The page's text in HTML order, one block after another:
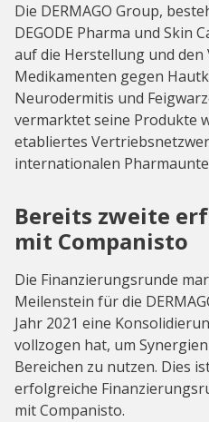
Die DERMAGO Group,
DEGODE Pharma und Skin
auf die Herstellung und den
Medikamenten gegen
Neurodermitis und
vermarktet seine Produkte
etabliertes
internationalen
Bereits zweite
mit Companisto
Die Finanzierungsrunde
Meilenstein für die
Jahr 2021 eine
vollzogen hat, um
Bereichen zu nutzen. Dies
erfolgreiche
mit Companisto.